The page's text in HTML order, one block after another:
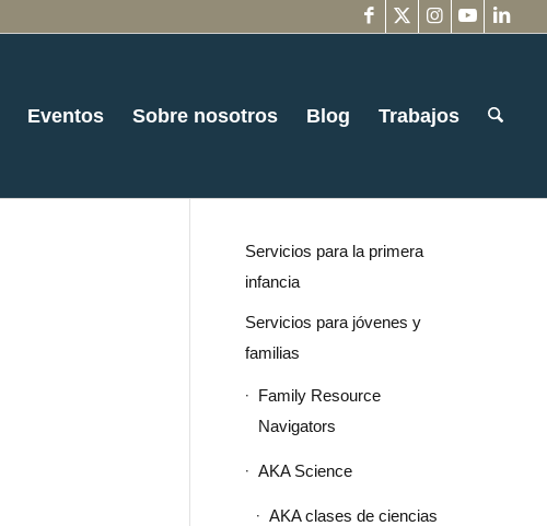
Eventos Sobre nosotros Blog Trabajos
Servicios para la primera
infancia
Servicios para jóvenes y
familias
Family Resource
Navigators
AKA Science
AKA clases de ciencias